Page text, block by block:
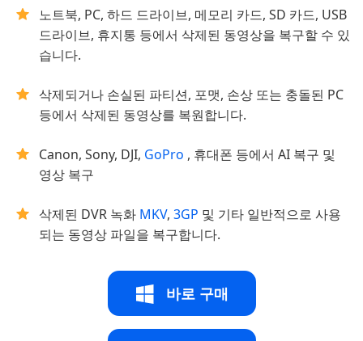
노트북, PC, 하드 드라이브, 메모리 카드, SD 카드, USB
드라이브, 휴지통 등에서 삭제된 동영상을 복구할 수 있
습니다.
삭제되거나 손실된 파티션, 포맷, 손상 또는 충돌된 PC
등에서 삭제된 동영상를 복원합니다.
Canon, Sony, DJI, GoPro , 휴대폰 등에서 AI 복구 및
영상 복구
삭제된 DVR 녹화 MKV, 3GP 및 기타 일반적으로 사용
되는 동영상 파일을 복구합니다.
바로 구매